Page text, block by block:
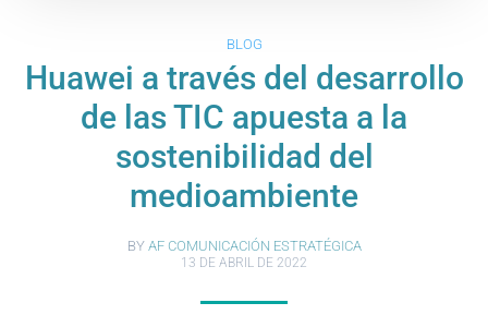
BLOG
Huawei a través del desarrollo
de las TIC apuesta a la
sostenibilidad del
medioambiente
BY AF COMUNICACIÓN ESTRATÉGICA
13 DE ABRIL DE 2022